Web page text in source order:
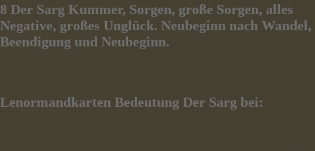
8 Der Sarg Kummer, Sorgen, große Sorgen, alles
Negative, großes Unglück. Neubeginn nach Wandel,
Beendigung und Neubeginn.
Lenormandkarten Bedeutung Der Sarg bei: